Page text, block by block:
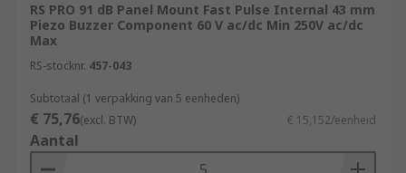
RS PRO 91 dB Panel Mount Fast Pulse Internal 43 mm
Piezo Buzzer Component 60 V ac/dc Min 250V ac/dc
Max
RS-stocknr. 457-043
Subtotaal (1 verpakking van 5 eenheden)
€ 75,76(excl. BTW) € 15,152/eenheid
Aantal